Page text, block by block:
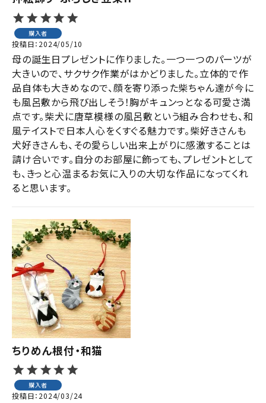
購入者
投稿日 2024/05/10
母の誕生日プレゼントに作りました。一つ一つのパーツが
大きいので、サクサク作業がはかどりました。立体的で作
品自体も大きめなので、顔を寄り添った柴ちゃん達が今に
も風呂敷から飛び出しそう！胸がキュンっとなる可愛さ満
点です。柴犬に唐草模様の風呂敷という組み合わせも、和
風テイストで日本人心をくすぐる魅力です。柴好きさんも
犬好きさんも、その愛らしい出来上がりに感激することは
請け合いです。自分のお部屋に飾っても、プレゼントとして
も、きっと心温まるお気に入りの大切な作品になってくれ
ると思います。
ちりめん根付・和猫
購入者
投稿日 2024/03/24